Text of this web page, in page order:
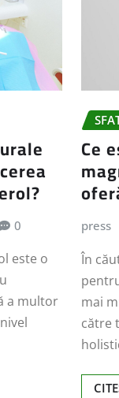
0
este o
a multor
Ce
press
În
mai
către